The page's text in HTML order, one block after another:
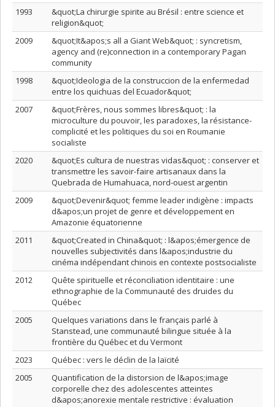
1993
&quot;La chirurgie spirite au Brésil : entre science et
religion&quot;
2009
&quot;It&apos;s all a Giant Web&quot; : syncretism,
agency and (re)connection in a contemporary Pagan
community
1998
&quot;Ideologia de la construccion de la enfermedad
entre los quichuas del Ecuador&quot;
2007
&quot;Frères, nous sommes libres&quot; : la
microculture du pouvoir, les paradoxes, la résistance-
complicité et les politiques du soi en Roumanie
socialiste
2020
&quot;Es cultura de nuestras vidas&quot; : conserver et
transmettre les savoir-faire artisanaux dans la
Quebrada de Humahuaca, nord-ouest argentin
2009
&quot;Devenir&quot; femme leader indigène : impacts
d&apos;un projet de genre et développement en
Amazonie équatorienne
2011
&quot;Created in China&quot; : l&apos;émergence de
nouvelles subjectivités dans l&apos;industrie du
cinéma indépendant chinois en contexte postsocialiste
2012
Quête spirituelle et réconciliation identitaire : une
ethnographie de la Communauté des druides du
Québec
2005
Quelques variations dans le français parlé à
Stanstead, une communauté bilingue située à la
frontière du Québec et du Vermont
2023
Québec : vers le déclin de la laïcité
2005
Quantification de la distorsion de l&apos;image
corporelle chez des adolescentes atteintes
d&apos;anorexie mentale restrictive : évaluation